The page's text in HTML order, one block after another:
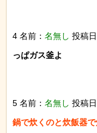
4 名前： 名無し 投稿
っぱガス釜よ
5 名前： 名無し 投稿
鍋で炊くのと炊飯器